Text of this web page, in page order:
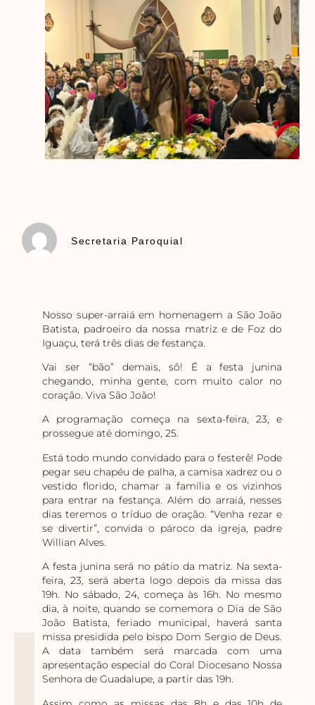
Secretaria Paroquial
Nosso super-arraiá em homenagem a São João
Batista, padroeiro da nossa matriz e de Foz do
Iguaçu, terá três dias de festança.
Vai ser “bão” demais, sô! É a festa junina
chegando, minha gente, com muito calor no
coração. Viva São João!
A programação começa na sexta-feira, 23, e
prossegue até domingo, 25.
Está todo mundo convidado para o festerê! Pode
pegar seu chapéu de palha, a camisa xadrez ou o
vestido florido, chamar a família e os vizinhos
para entrar na festança. Além do arraiá, nesses
dias teremos o tríduo de oração. “Venha rezar e
se divertir”, convida o pároco da igreja, padre
Willian Alves.
A festa junina será no pátio da matriz. Na sexta-
feira, 23, será aberta logo depois da missa das
19h. No sábado, 24, começa às 16h. No mesmo
dia, à noite, quando se comemora o Dia de São
João Batista, feriado municipal, haverá santa
missa presidida pelo bispo Dom Sergio de Deus.
A data também será marcada com uma
apresentação especial do Coral Diocesano Nossa
Senhora de Guadalupe, a partir das 19h.